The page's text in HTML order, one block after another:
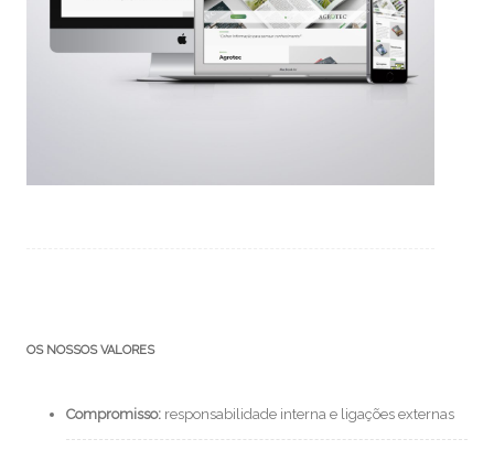
OS NOSSOS VALORES
Compromisso: responsabilidade interna e ligações externas